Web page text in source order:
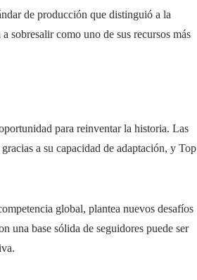
de producción que distinguió a la
sobresalir como uno de sus recursos más
para reinventar la historia. Las
a su capacidad de adaptación, y Top
global, plantea nuevos desafíos
una base sólida de seguidores puede ser